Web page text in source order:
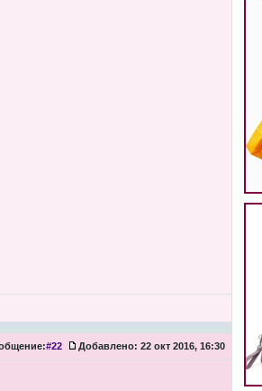
#22 Добавлено: 22 окт 2016, 16:30